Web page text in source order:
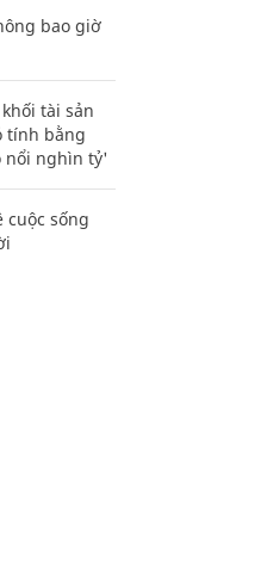
bao giờ
tài sản
tính bằng
nổi nghìn tỷ'
cuộc sống